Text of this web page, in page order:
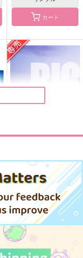
Ordinary Days
漁火
1,179
カート
BCH+
専売 1,257円 （税込）
ヒプノシスマイク
碧棺左馬刻×山田一郎
サンプル